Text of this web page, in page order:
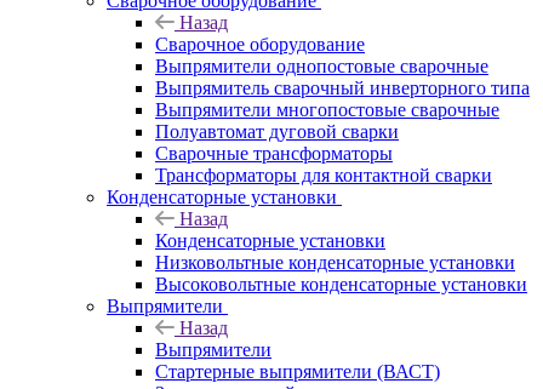
Назад
Сварочное оборудование
Выпрямители однопостовые сварочные
Выпрямитель сварочный инверторного типа
Выпрямители многопостовые сварочные
Полуавтомат дуговой сварки
Сварочные трансформаторы
Трансформаторы для контактной сварки
Конденсаторные установки
Назад
Конденсаторные установки
Низковольтные конденсаторные установки
Высоковольтные конденсаторные установки
Выпрямители
Назад
Выпрямители
Стартерные выпрямители (ВАСТ)